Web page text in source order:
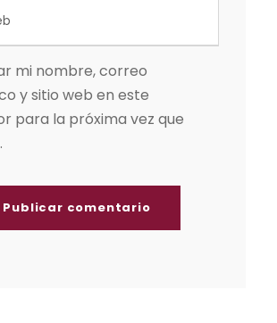
mi nombre, correo
y sitio web en este
para la próxima vez que